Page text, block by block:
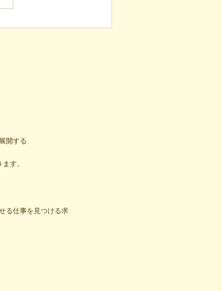
の一歩
開する
す。
る仕事を見つける求